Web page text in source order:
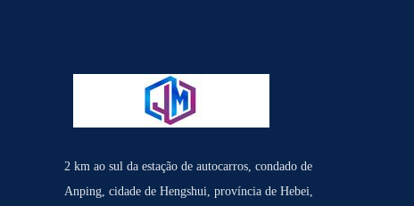
2 km ao sul da estação de autocarros, condado de
Anping, cidade de Hengshui, província de Hebei,